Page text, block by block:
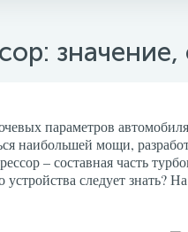
параметров
наибольшей мощи,
– составная часть
следует знать?